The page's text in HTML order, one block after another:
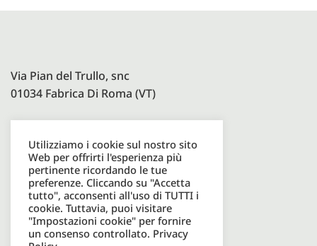
Via Pian del Trullo, snc
01034 Fabrica Di Roma (VT)
Paolelli Garden Srl
P.I. 08600931003
Tel. +39 0761598049
Email. info@paolellioutdoor.it
Utilizziamo i cookie sul nostro sito
Web per offrirti l'esperienza più
pertinente ricordando le tue
preferenze. Cliccando su "Accetta
tutto", acconsenti all'uso di TUTTI i
cookie. Tuttavia, puoi visitare
"Impostazioni cookie" per fornire
un consenso controllato. Privacy